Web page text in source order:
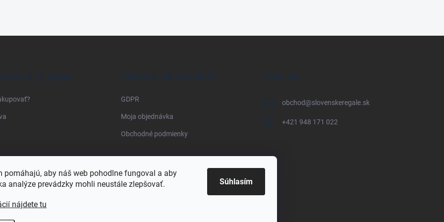
pomáhajú, aby náš web pohodlne fungoval a aby
analýze prevádzky mohli neustále zlepšovať.
nájdete tu
Súhlasím
A PLATBA PRÁVNE INFORMÁCIE
GDPR
Moja objednávka
Obchodné podmienky
KONTAKT
obchod@slovenskeregale.sk
+421 948 171 022